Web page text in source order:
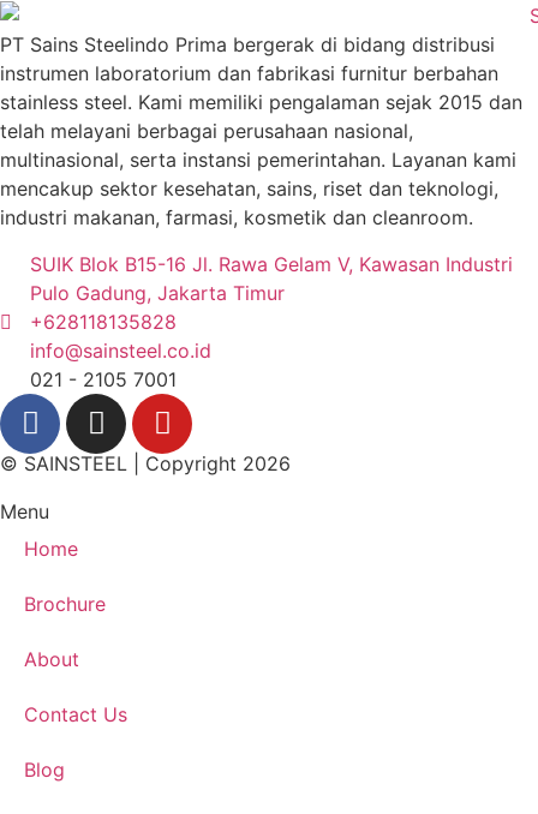
PT Sains Steelindo Prima bergerak di bidang distribusi
instrumen laboratorium dan fabrikasi furnitur berbahan
stainless steel. Kami memiliki pengalaman sejak 2015 dan
telah melayani berbagai perusahaan nasional,
multinasional, serta instansi pemerintahan. Layanan kami
mencakup sektor kesehatan, sains, riset dan teknologi,
industri makanan, farmasi, kosmetik dan cleanroom.
SUIK Blok B15-16 Jl. Rawa Gelam V, Kawasan Industri
Pulo Gadung, Jakarta Timur
+628118135828
info@sainsteel.co.id
021 - 2105 7001
© SAINSTEEL | Copyright 2026
Menu
Home
Brochure
About
Contact Us
Blog